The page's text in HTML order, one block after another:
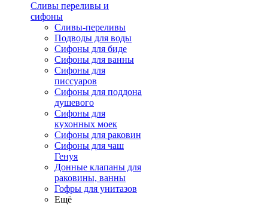
Сливы переливы и
сифоны
Сливы-переливы
Подводы для воды
Сифоны для биде
Сифоны для ванны
Сифоны для
писсуаров
Сифоны для поддона
душевого
Сифоны для
кухонных моек
Сифоны для раковин
Сифоны для чаш
Генуя
Донные клапаны для
раковины, ванны
Гофры для унитазов
Ещё